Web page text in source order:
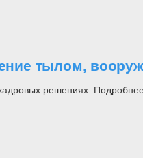
тылом,
решениях.